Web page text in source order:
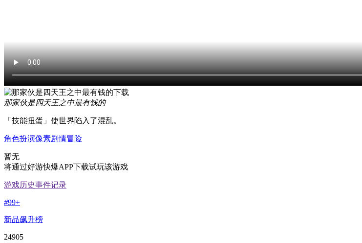
那家伙是四天王之中最有钱的
「技能扭蛋」使世界陷入了混乱。
角色扮演像素剧情冒险
暂无
将通过好游快爆APP下载试玩该游戏
游戏历史事件记录
#99+
新品飙升榜
24905